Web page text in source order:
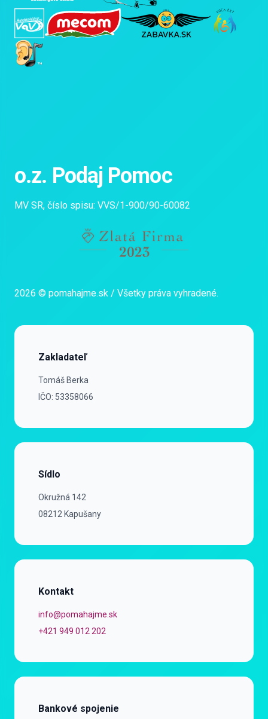
o.z. Podaj Pomoc
MV SR, číslo spisu: VVS/1-900/90-60082
2026 © pomahajme.sk / Všetky práva vyhradené.
Zakladateľ
Zakladateľ
Tomáš Berka
IČO: 53358066
Sídlo
Ulica
Okružná 142
Mesto a PSČ
08212 Kapušany
Kontakt
Email
info@pomahajme.sk
Telefónny kontakt
+421 949 012 202
Bankové spojenie